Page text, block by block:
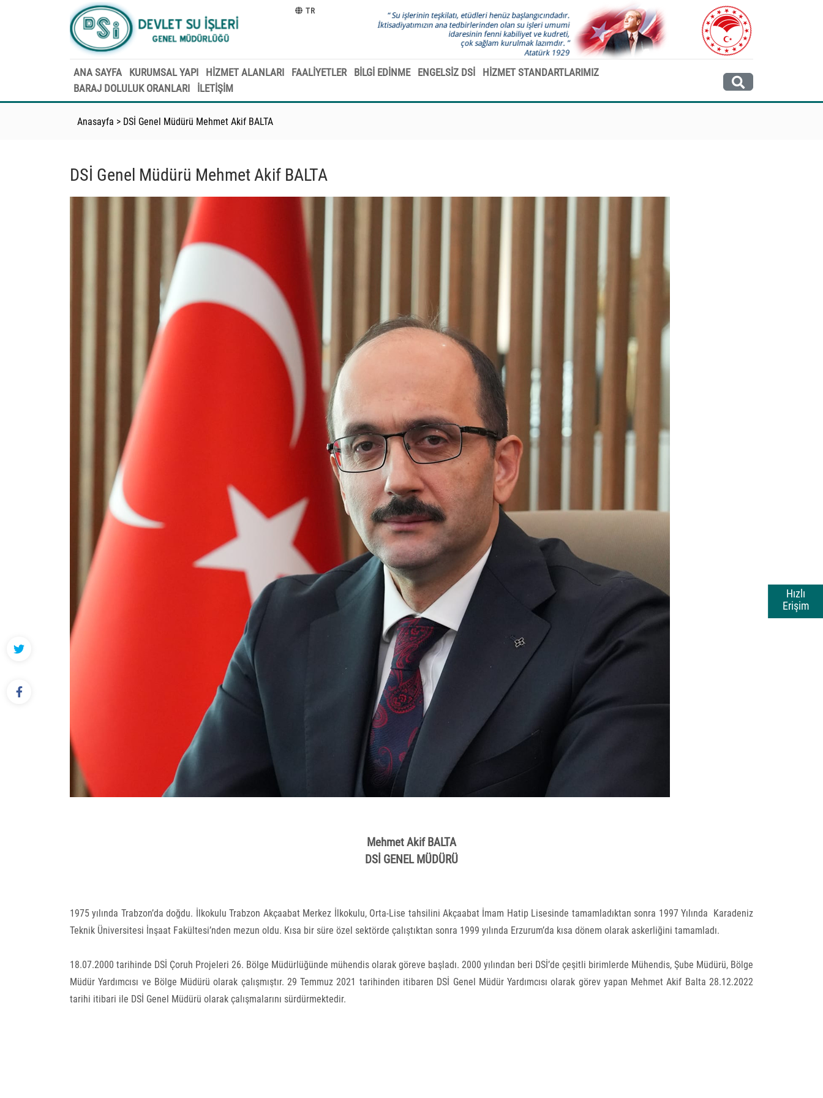
Hızlı
Erişim
TR
ANA SAYFA KURUMSAL YAPI HİZMET ALANLARI FAALİYETLER BİLGİ EDİNME ENGELSİZ DSİ
HİZMET STANDARTLARIMIZ
BARAJ DOLULUK ORANLARI
İLETİŞİM
Anasayfa > DSİ Genel Müdürü Mehmet Akif BALTA
DSİ Genel Müdürü Mehmet Akif BALTA
Mehmet Akif BALTA
DSİ GENEL MÜDÜRÜ
1975 yılında Trabzon’da doğdu. İlkokulu Trabzon Akçaabat Merkez İlkokulu, Orta-Lise tahsilini Akçaabat İmam Hatip Lisesinde tamamladıktan sonra 1997 Yılında Karadeniz
Teknik Üniversitesi İnşaat Fakültesi’nden mezun oldu. Kısa bir süre özel sektörde çalıştıktan sonra 1999 yılında Erzurum’da kısa dönem olarak askerliğini tamamladı.
18.07.2000 tarihinde DSİ Çoruh Projeleri 26. Bölge Müdürlüğünde mühendis olarak göreve başladı. 2000 yılından beri DSİ’de çeşitli birimlerde Mühendis, Şube Müdürü, Bölge
Müdür Yardımcısı ve Bölge Müdürü olarak çalışmıştır. 29 Temmuz 2021 tarihinden itibaren DSİ Genel Müdür Yardımcısı olarak görev yapan Mehmet Akif Balta 28.12.2022
tarihi itibari ile DSİ Genel Müdürü olarak çalışmalarını sürdürmektedir.